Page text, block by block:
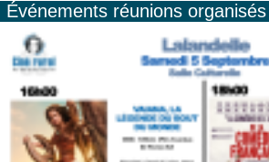
Événements réunions